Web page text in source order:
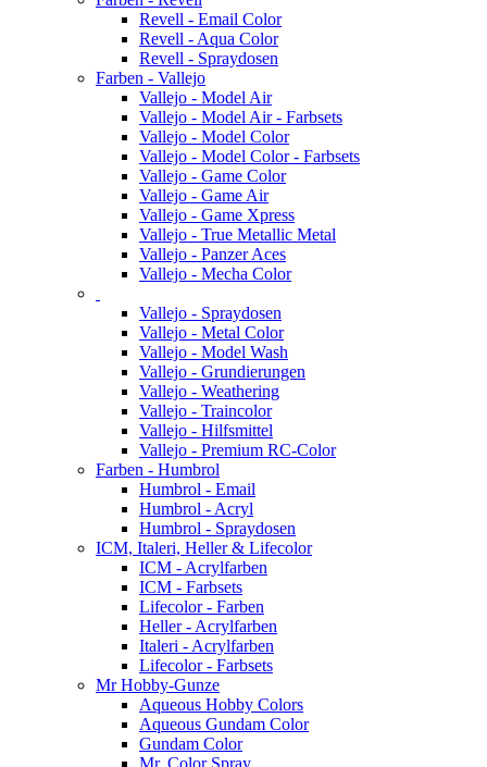
Revell - Email Color
Revell - Aqua Color
Revell - Spraydosen
Farben - Vallejo
Vallejo - Model Air
Vallejo - Model Air - Farbsets
Vallejo - Model Color
Vallejo - Model Color - Farbsets
Vallejo - Game Color
Vallejo - Game Air
Vallejo - Game Xpress
Vallejo - True Metallic Metal
Vallejo - Panzer Aces
Vallejo - Mecha Color
Vallejo - Spraydosen
Vallejo - Metal Color
Vallejo - Model Wash
Vallejo - Grundierungen
Vallejo - Weathering
Vallejo - Traincolor
Vallejo - Hilfsmittel
Vallejo - Premium RC-Color
Farben - Humbrol
Humbrol - Email
Humbrol - Acryl
Humbrol - Spraydosen
ICM, Italeri, Heller & Lifecolor
ICM - Acrylfarben
ICM - Farbsets
Lifecolor - Farben
Heller - Acrylfarben
Italeri - Acrylfarben
Lifecolor - Farbsets
Mr Hobby-Gunze
Aqueous Hobby Colors
Aqueous Gundam Color
Gundam Color
Mr. Color Spray